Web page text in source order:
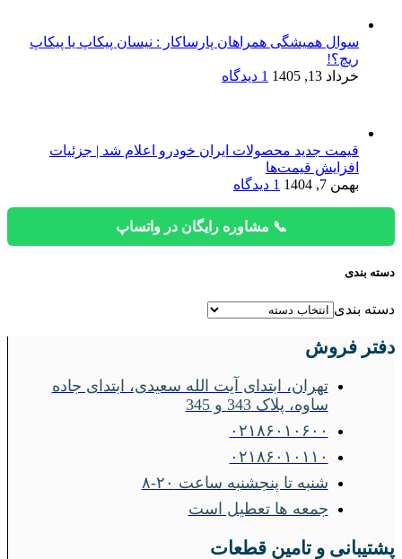
سوال همیشگی همراهان پارساکار : نیسان پیکاپ یا پیکاپ
ریچ؟!
خرداد 13, 1405
1 دیدگاه
قیمت جدید محصولات ایران خودرو اعلام شد | جزئیات
افزایش قیمت‌ها
بهمن 7, 1404
1 دیدگاه
📞 مشاوره رایگان در واتساپ
دسته بندی
دسته بندی
دفتر فروش
تهران، ابتدای آیت الله سعیدی، ابتدای جاده
ساوه، پلاک 343 و 345
۰۲۱۸۶۰۱۰۶۰۰
۰۲۱۸۶۰۱۰۱۱۰
شنبه تا پنجشنبه ساعت ۲۰-۸
جمعه ها تعطیل است
پشتیبانی و تامین قطعات